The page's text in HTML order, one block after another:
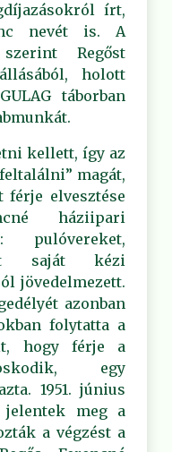
írt,
nevét is. A
Regőst
holott
táborban
kellett, így az
magát,
férje elvesztése
háziipari
pulóvereket,
saját kézi
jövedelmezett.
azonban
folytatta a
hogy férje a
egy
1951. június
jelentek meg a
a végzést a